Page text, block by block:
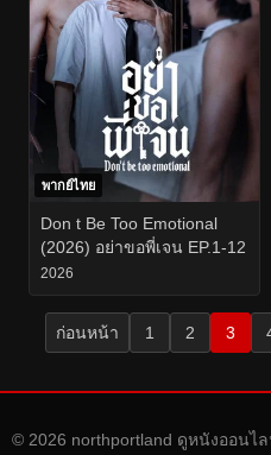
พากย์ไทย
Don t Be Too Emotional
(2026) อย่าขอพี่เจน EP.1-12
2026
ก่อนหน้า 1 2 3
© 2026 northportland ดูหนังออนไ